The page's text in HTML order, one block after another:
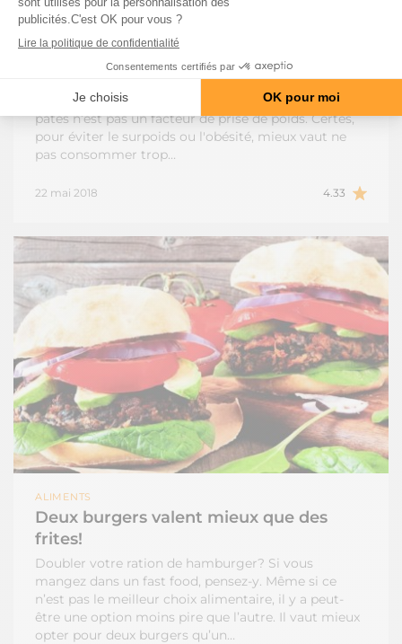
ALIMENTS
Des pâtes 3 fois par semaine sans
Bonne nouvelle à propos des pâtes. On le pressentait
mais une étude récente le prouve : manger des
pâtes n’est pas un facteur de prise de poids. Certes,
pour éviter le surpoids ou l'obésité, mieux vaut ne
pas consommer trop…
22 mai 2018 4.33
ALIMENTS
Deux burgers valent mieux que des
frites!
Doubler votre ration de hamburger? Si vous
mangez dans un fast food, pensez-y. Même si ce
n’est pas le meilleur choix alimentaire, il y a peut-
être une option moins pire que l’autre. Il vaut mieux
opter pour deux burgers qu’un…